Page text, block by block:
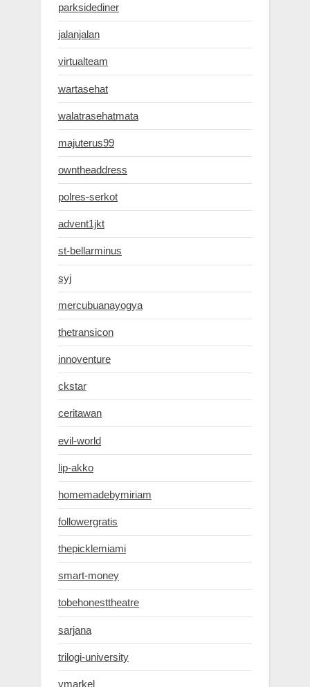
parksidediner
jalanjalan
virtualteam
wartasehat
walatrasehatmata
majuterus99
owntheaddress
polres-serkot
advent1jkt
st-bellarminus
syj
mercubuanayogya
thetransicon
innoventure
ckstar
ceritawan
evil-world
lip-akko
homemadebymiriam
followergratis
thepicklemiami
smart-money
tobehonesttheatre
sarjana
trilogi-university
ymarkel